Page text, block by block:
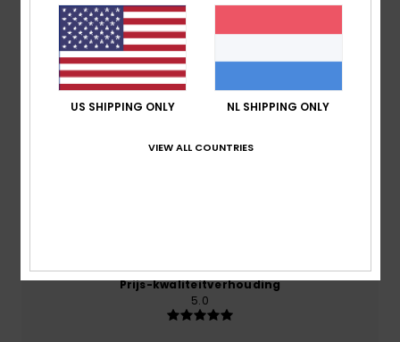
Gemiddelde score
5.0
juli 2026
Prijs-kwaliteitverhouding
5.0
US SHIPPING ONLY NL SHIPPING ONLY
VIEW ALL COUNTRIES